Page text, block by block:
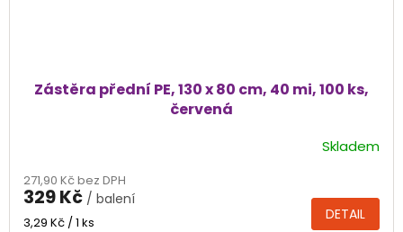
Zástěra přední PE, 130 x 80 cm, 40 mi, 100 ks,
červená
produktu
je
5,0
Skladem
271,90 Kč bez DPH
329 Kč / balení
Měrná
3,29 Kč / 1 ks DETAIL